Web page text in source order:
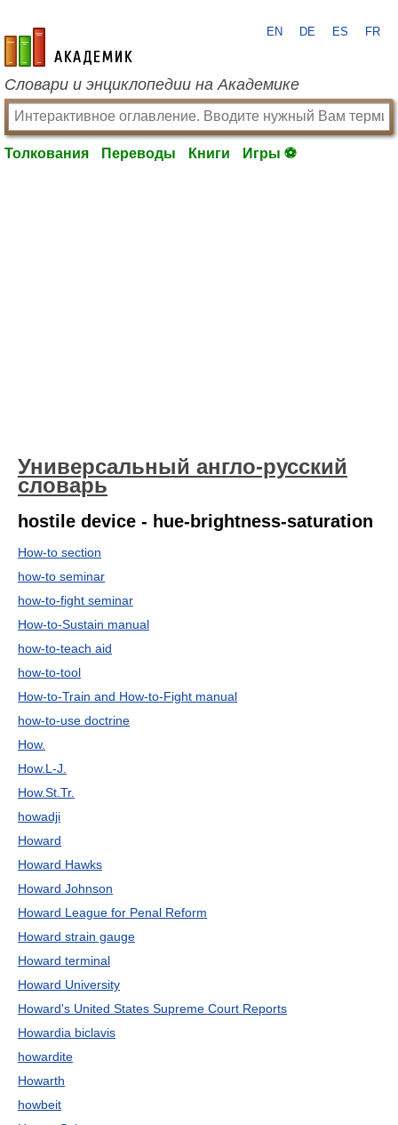
academic.ru
EN DE ES FR
Словари и энциклопедии на Академике
Толкования Переводы Книги Игры ⚽
Универсальный англо-русский
словарь
hostile device - hue-brightness-saturation
How-to section
how-to seminar
how-to-fight seminar
How-to-Sustain manual
how-to-teach aid
how-to-tool
How-to-Train and How-to-Fight manual
how-to-use doctrine
How.
How.L-J.
How.St.Tr.
howadji
Howard
Howard Hawks
Howard Johnson
Howard League for Penal Reform
Howard strain gauge
Howard terminal
Howard University
Howard's United States Supreme Court Reports
Howardia biclavis
howardite
Howarth
howbeit